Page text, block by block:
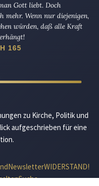
Gott liebt. Doch
mehr. Wenn nur diejenigen,
würden, daß alle Kraft
165
zu Kirche, Politik und
aufgeschrieben für eine
NewsletterWIDERSTAND!
Suche